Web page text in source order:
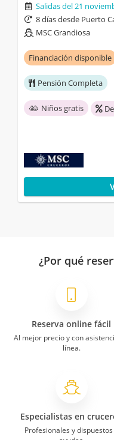
Salidas del 21
8 días desde Puerto
MSC Grandiosa
Financiación disponible
Pensión Completa
Niños gratis
¿Por qué
Reserva online fácil
Al mejor precio y con
línea.
Especialistas en
Profesionales y dispuestos